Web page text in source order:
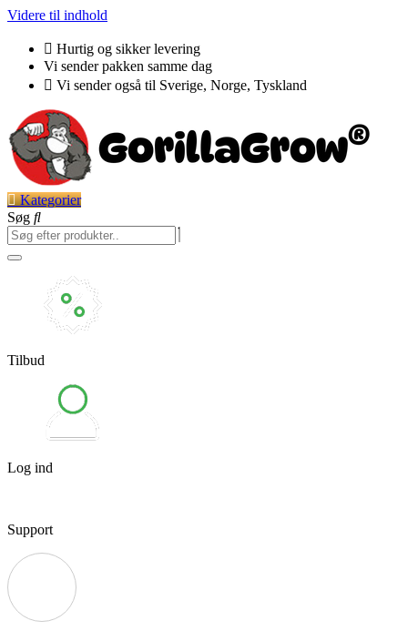
Videre til indhold
Hurtig og sikker levering
Vi sender pakken samme dag
Vi sender også til Sverige, Norge, Tyskland
Kategorier
Søg
Tilbud
Log ind
Support